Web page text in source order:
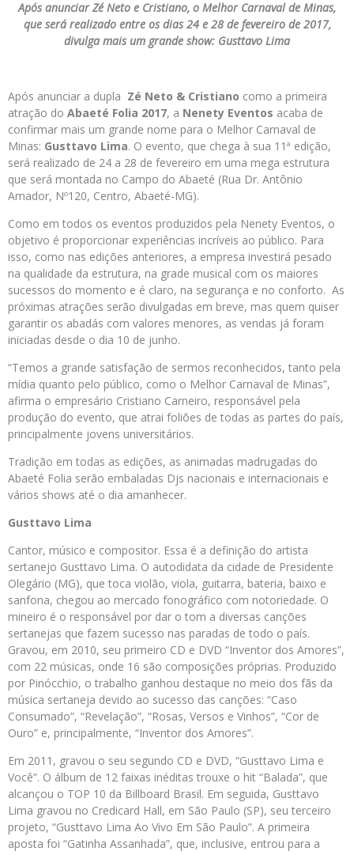
Após anunciar Zé Neto e Cristiano, o Melhor Carnaval de Minas,
que será realizado entre os dias 24 e 28 de fevereiro de 2017,
divulga mais um grande show: Gusttavo Lima
Após anunciar a dupla Zé Neto & Cristiano como a primeira
atração do Abaeté Folia 2017, a Nenety Eventos acaba de
confirmar mais um grande nome para o Melhor Carnaval de
Minas: Gusttavo Lima. O evento, que chega à sua 11ª edição,
será realizado de 24 a 28 de fevereiro em uma mega estrutura
que será montada no Campo do Abaeté (Rua Dr. Antônio
Amador, Nº120, Centro, Abaeté-MG).
Como em todos os eventos produzidos pela Nenety Eventos, o
objetivo é proporcionar experiências incríveis ao público. Para
isso, como nas edições anteriores, a empresa investirá pesado
na qualidade da estrutura, na grade musical com os maiores
sucessos do momento e é claro, na segurança e no conforto. As
próximas atrações serão divulgadas em breve, mas quem quiser
garantir os abadás com valores menores, as vendas já foram
iniciadas desde o dia 10 de junho.
“Temos a grande satisfação de sermos reconhecidos, tanto pela
mídia quanto pelo público, como o Melhor Carnaval de Minas”,
afirma o empresário Cristiano Carneiro, responsável pela
produção do evento, que atrai foliões de todas as partes do país,
principalmente jovens universitários.
Tradição em todas as edições, as animadas madrugadas do
Abaeté Folia serão embaladas Djs nacionais e internacionais e
vários shows até o dia amanhecer.
Gusttavo Lima
Cantor, músico e compositor. Essa é a definição do artista
sertanejo Gusttavo Lima. O autodidata da cidade de Presidente
Olegário (MG), que toca violão, viola, guitarra, bateria, baixo e
sanfona, chegou ao mercado fonográfico com notoriedade. O
mineiro é o responsável por dar o tom a diversas canções
sertanejas que fazem sucesso nas paradas de todo o país.
Gravou, em 2010, seu primeiro CD e DVD “Inventor dos Amores”,
com 22 músicas, onde 16 são composições próprias. Produzido
por Pinócchio, o trabalho ganhou destaque no meio dos fãs da
música sertaneja devido ao sucesso das canções: “Caso
Consumado”, “Revelação”, “Rosas, Versos e Vinhos”, “Cor de
Ouro” e, principalmente, “Inventor dos Amores”.
Em 2011, gravou o seu segundo CD e DVD, “Gusttavo Lima e
Você”. O álbum de 12 faixas inéditas trouxe o hit “Balada”, que
alcançou o TOP 10 da Billboard Brasil. Em seguida, Gusttavo
Lima gravou no Credicard Hall, em São Paulo (SP), seu terceiro
projeto, “Gusttavo Lima Ao Vivo Em São Paulo”. A primeira
aposta foi “Gatinha Assanhada”, que, inclusive, entrou para a